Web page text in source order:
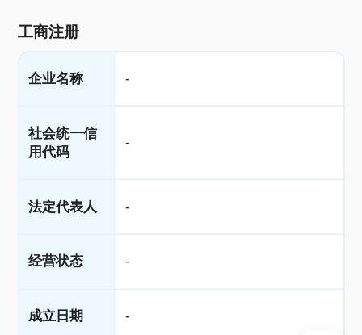
工商注册
企业名称 -
社会统一信
用代码
-
法定代表人 -
经营状态 -
成立日期 -